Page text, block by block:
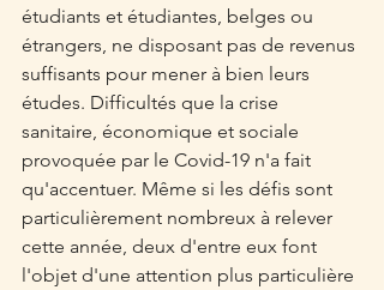
étudiants et étudiantes, belges ou
étrangers, ne disposant pas de revenus
suffisants pour mener à bien leurs
études. Difficultés que la crise
sanitaire, économique et sociale
provoquée par le Covid-19 n'a fait
qu'accentuer. Même si les défis sont
particulièrement nombreux à relever
cette année, deux d'entre eux font
l'objet d'une attention plus particulière